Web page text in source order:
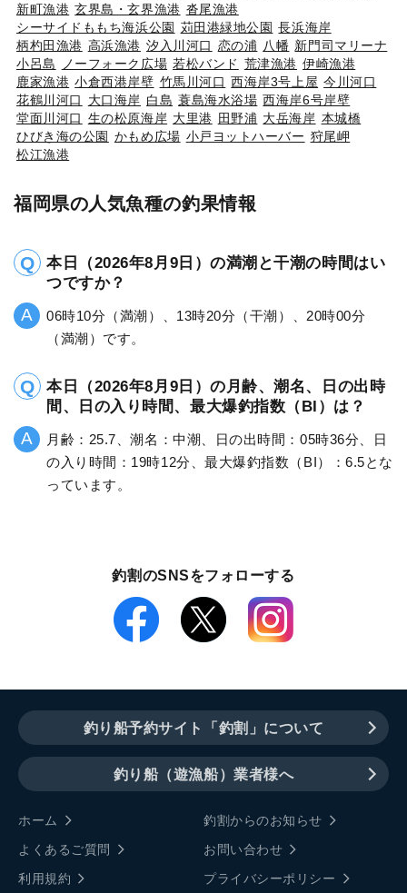
新町漁港 玄界島・玄界漁港 沓尾漁港
シーサイドももち海浜公園 苅田港緑地公園 長浜海岸
柄杓田漁港 高浜漁港 汐入川河口 恋の浦 八幡 新門司マリーナ
小呂島
ノーフォーク広場 若松バンド 荒津漁港 伊崎漁港
鹿家漁港 小倉西港岸壁 竹馬川河口 西海岸3号上屋 今川河口
花鶴川河口
大口海岸 白島 蓑島海水浴場 西海岸6号岸壁
堂面川河口 生の松原海岸 大里港 田野浦 大岳海岸 本城橋
ひびき海の公園 かもめ広場 小戸ヨットハーバー 狩尾岬
松江漁港
福岡県の人気魚種の釣果情報
本日（2026年8月9日）の満潮と干潮の時間はい
つですか？
06時10分（満潮）、13時20分（干潮）、20時00分
（満潮）です。
本日（2026年8月9日）の月齢、潮名、日の出時
間、日の入り時間、最大爆釣指数（BI）は？
月齢：25.7、潮名：中潮、日の出時間：05時36分、日
の入り時間：19時12分、最大爆釣指数（BI）：6.5とな
っています。
釣割のSNSをフォローする
釣り船予約サイト「釣割」について
釣り船（遊漁船）業者様へ
ホーム
釣割からのお知らせ
よくあるご質問
お問い合わせ
利用規約
プライバシーポリシー